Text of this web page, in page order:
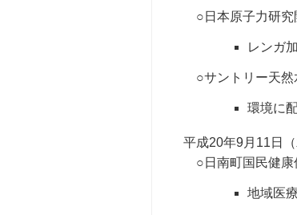
○日本原子力研
レンガ
○サントリー天
環境に
平成20年9月11日（
○日南町国民健
地域医